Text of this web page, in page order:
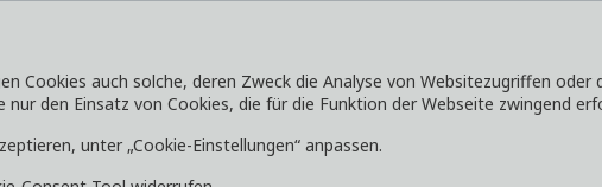
Cookies auch solche, deren Zweck die Analyse von Websitezugriffen
nur den Einsatz von Cookies, die für die Funktion der Webseite zwingend
unter „Cookie-Einstellungen“ anpassen.